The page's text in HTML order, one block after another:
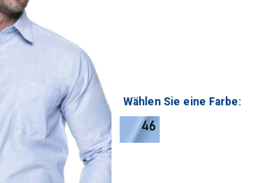
Wählen Sie eine Farbe: